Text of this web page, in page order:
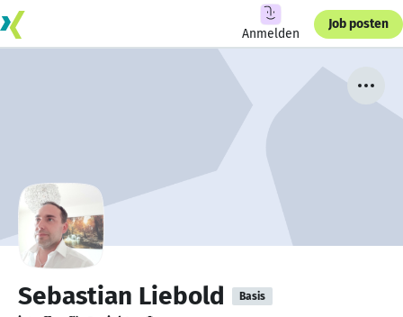
Anmelden
Job posten
Sebastian Liebold Basis